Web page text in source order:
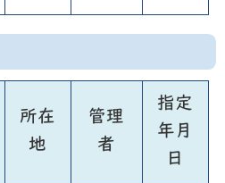
所在
地
管理
者
指定
年月
日